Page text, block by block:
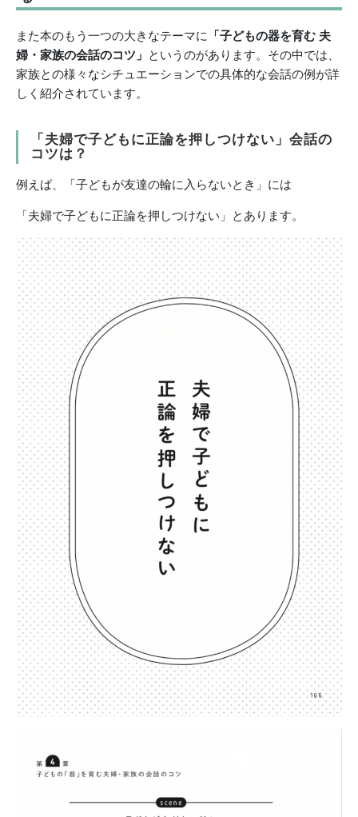
また本のもう一つの大きなテーマに
「子どもの器を育む 夫
婦・家族の会話のコツ」 というのがあります。その中では、
家族との様々なシチュエーションでの具体的な会話の例が詳
しく紹介されています。
「夫婦で子どもに正論を押しつけない」会話の
コツは？
例えば、「子どもが友達の輪に入らないとき」には
「夫婦で子どもに正論を押しつけない」とあります。